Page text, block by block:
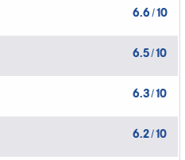
6.6 /10
6.5/10
6.3/10
6.2/10